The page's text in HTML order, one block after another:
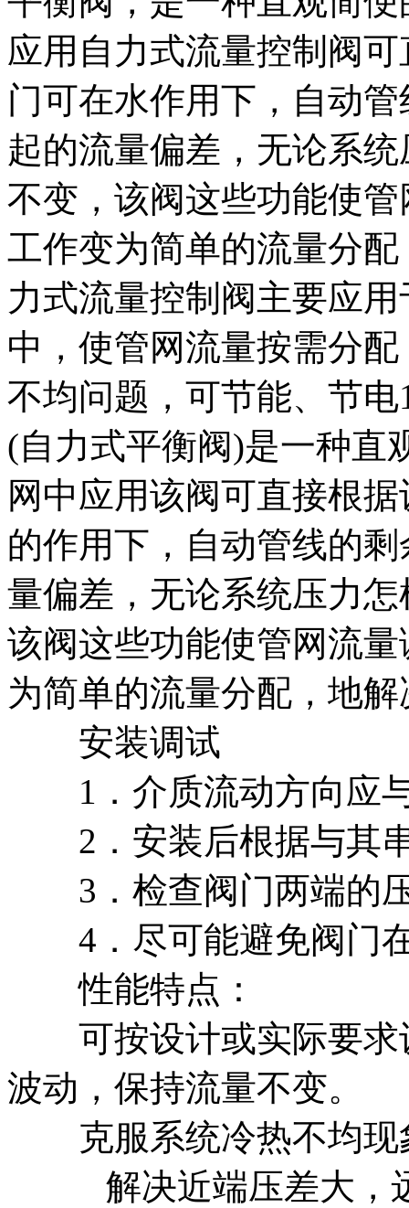
应用自力式流量控制阀
门可在水作用下，自动
起的流量偏差，无论系
不变，该阀这些功能使
工作变为简单的流量分
力式流量控制阀主要应
中，使管网流量按需分
不均问题，可节能、节
(自力式平衡阀)是一种直
网中应用该阀可直接根
的作用下，自动管线的
量偏差，无论系统压力
该阀这些功能使管网流
为简单的流量分配，地
安装调试
1．介质流动方向应与
2．安装后根据与其串
3．检查阀门两端的压
4．尽可能避免阀门
性能特点：
可按设计或实际要求
波动，保持流量不变。
克服系统冷热不均现
解决近端压差大，